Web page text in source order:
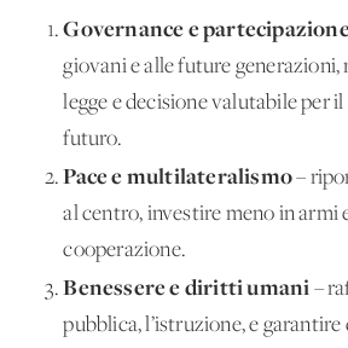
Governance e
giovani e alle future generazioni,
legge e decisione valutabile per
futuro.
Pace e multilateralismo–
al centro, investire meno in armi
cooperazione.
Benessere e diritti umani –
pubblica, l’istruzione, e garantire